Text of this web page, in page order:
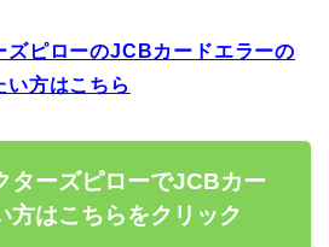
ズピローのJCBカードエラーの
い方はこちら
ターズピローでJCBカー
方はこちらをクリック